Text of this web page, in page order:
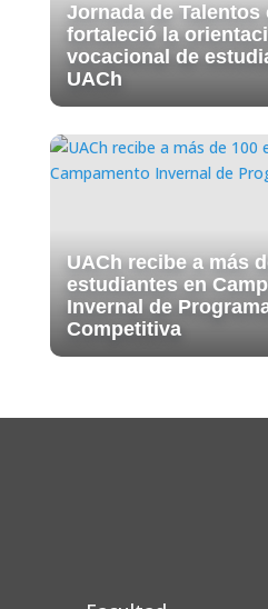
Jornada de Talentos
fortaleció la
vocacional de
UACh
UACh recibe a más
estudiantes en
Invernal de
Competitiva